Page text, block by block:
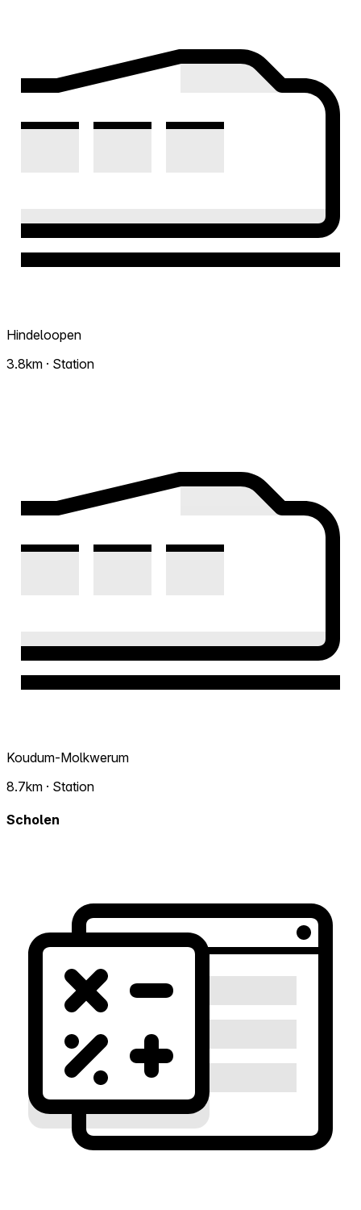
Hindeloopen
3.8km · Station
Koudum-Molkwerum
8.7km · Station
Scholen